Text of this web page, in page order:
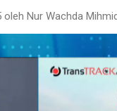
Nur Wachda